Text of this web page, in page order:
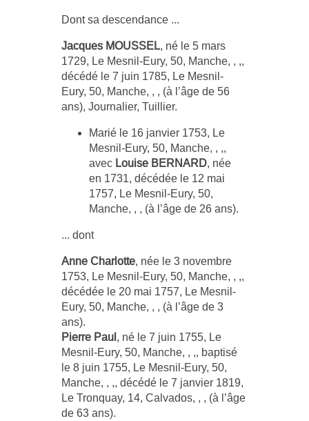
Dont sa descendance ...
Jacques MOUSSEL, né le 5 mars
1729, Le Mesnil-Eury, 50, Manche, , ,,
décédé le 7 juin 1785, Le Mesnil-
Eury, 50, Manche, , , (à l’âge de 56
ans), Journalier, Tuillier.
Marié le 16 janvier 1753, Le
Mesnil-Eury, 50, Manche, , ,,
avec Louise BERNARD, née
en 1731, décédée le 12 mai
1757, Le Mesnil-Eury, 50,
Manche, , , (à l’âge de 26 ans).
... dont
Anne Charlotte, née le 3 novembre
1753, Le Mesnil-Eury, 50, Manche, , ,,
décédée le 20 mai 1757, Le Mesnil-
Eury, 50, Manche, , , (à l’âge de 3
ans).
Pierre Paul , né le 7 juin 1755, Le
Mesnil-Eury, 50, Manche, , ,, baptisé
le 8 juin 1755, Le Mesnil-Eury, 50,
Manche, , ,, décédé le 7 janvier 1819,
Le Tronquay, 14, Calvados, , , (à l’âge
de 63 ans).